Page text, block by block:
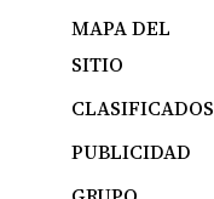
MAPA DEL
SITIO
CLASIFICADOS
PUBLICIDAD